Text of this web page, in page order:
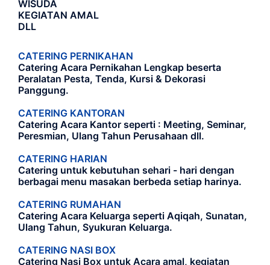
WISUDA
KEGIATAN AMAL
DLL
CATERING PERNIKAHAN
Catering Acara Pernikahan Lengkap beserta
Peralatan Pesta, Tenda, Kursi & Dekorasi
Panggung.
CATERING KANTORAN
Catering Acara Kantor seperti : Meeting, Seminar,
Peresmian, Ulang Tahun Perusahaan dll.
CATERING HARIAN
Catering untuk kebutuhan sehari - hari dengan
berbagai menu masakan berbeda setiap harinya.
CATERING RUMAHAN
Catering Acara Keluarga seperti Aqiqah, Sunatan,
Ulang Tahun, Syukuran Keluarga.
CATERING NASI BOX
Catering Nasi Box untuk Acara amal, kegiatan